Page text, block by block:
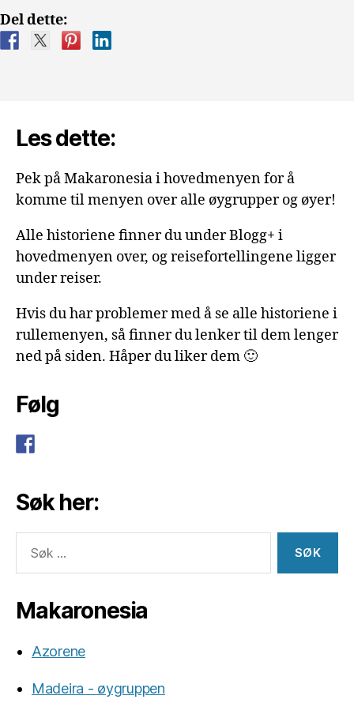
Del dette:
Les dette:
Pek på Makaronesia i hovedmenyen for å
komme til menyen over alle øygrupper og øyer!
Alle historiene finner du under Blogg+ i
hovedmenyen over, og reisefortellingene ligger
under reiser.
Hvis du har problemer med å se alle historiene i
rullemenyen, så finner du lenker til dem lenger
ned på siden. Håper du liker dem 🙂
Følg
Søk her:
etter:
Makaronesia
Azorene
Madeira - øygruppen